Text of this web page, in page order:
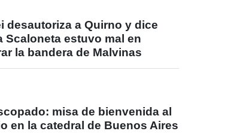
desautoriza a Quirno y dice
Scaloneta estuvo mal en
la bandera de Malvinas
misa de bienvenida al
en la catedral de Buenos Aires